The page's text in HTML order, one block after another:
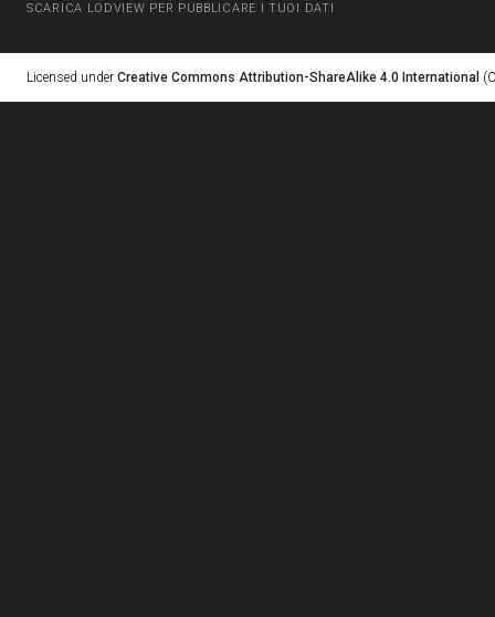
SCARICA LODVIEW PER PUBBLICARE I TUOI DATI
Licensed under Creative Commons Attribution-ShareAlike 4.0 International